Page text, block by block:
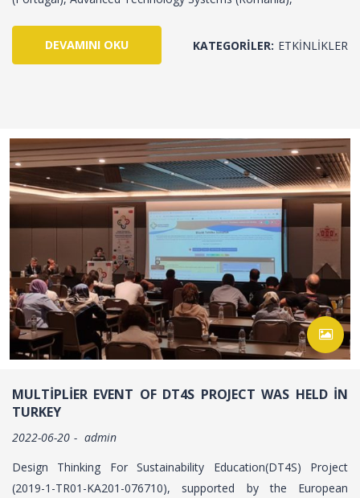
DEVAMINI OKU KATEGORILER: ETKINLIKLER
MULTIPLIER EVENT OF DT4S PROJECT WAS HELD IN
TURKEY
2022-06-20
admin
Design Thinking For Sustainability Education(DT4S) Project
(2019-1-TR01-KA201-076710), supported by the European